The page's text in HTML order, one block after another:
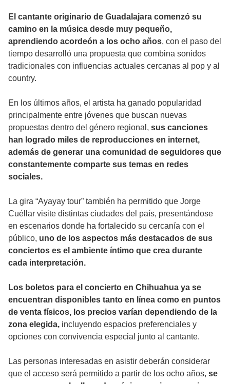
El cantante originario de Guadalajara comenzó su
camino en la música desde muy pequeño,
aprendiendo acordeón a los ocho años, con el paso del
tiempo desarrolló una propuesta que combina sonidos
tradicionales con influencias actuales cercanas al pop y al
country.
En los últimos años, el artista ha ganado popularidad
principalmente entre jóvenes que buscan nuevas
propuestas dentro del género regional, sus canciones
han logrado miles de reproducciones en internet,
además de generar una comunidad de seguidores que
constantemente comparte sus temas en redes
sociales.
La gira “Ayayay tour” también ha permitido que Jorge
Cuéllar visite distintas ciudades del país, presentándose
en escenarios donde ha fortalecido su cercanía con el
público, uno de los aspectos más destacados de sus
conciertos es el ambiente íntimo que crea durante
cada interpretación.
Los boletos para el concierto en Chihuahua ya se
encuentran disponibles tanto en línea como en puntos
de venta físicos, los precios varían dependiendo de la
zona elegida, incluyendo espacios preferenciales y
opciones con convivencia especial junto al cantante.
Las personas interesadas en asistir deberán considerar
que el acceso será permitido a partir de los ocho años, se